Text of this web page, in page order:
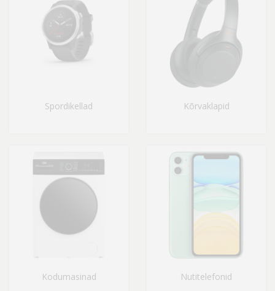
Spordikellad Kõrvaklapid
Kodumasinad Nutitelefonid